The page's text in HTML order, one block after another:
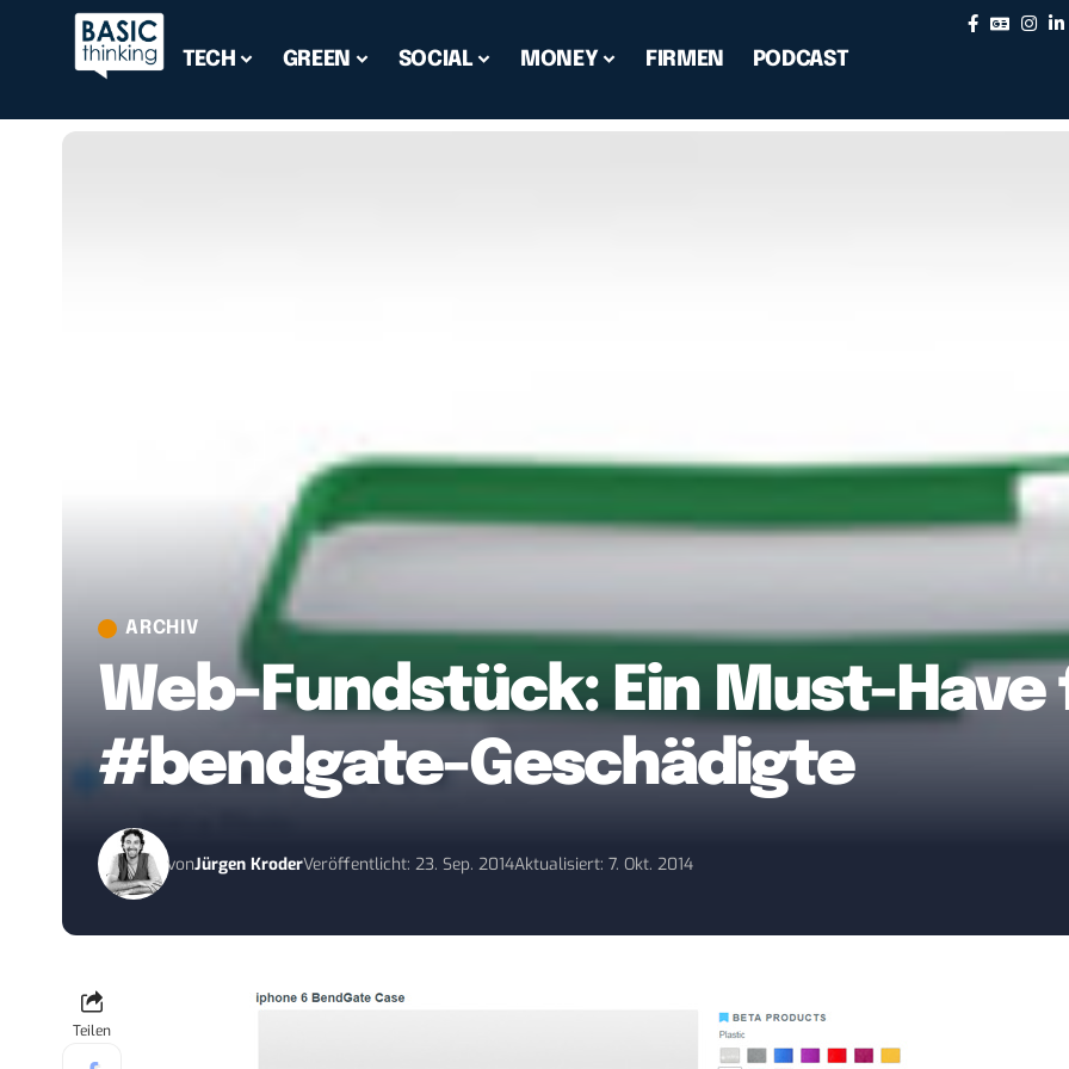
TECH GREEN SOCIAL MONEY FIRMEN PODCAST
ARCHIV
Web-Fundstück: Ein Must-Have
#bendgate-Geschädigte
vonJürgen KroderVeröffentlicht: 23. Sep. 2014Aktualisiert: 7. Okt. 2014
Teilen